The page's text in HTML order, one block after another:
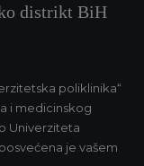
distrikt BiH
poliklinika“
i medicinskog
Univerziteta
je vašem